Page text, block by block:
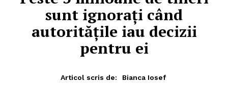
sunt ignorați când
autoritățile iau decizii
pentru ei
Articol scris de:
Bianca Iosef